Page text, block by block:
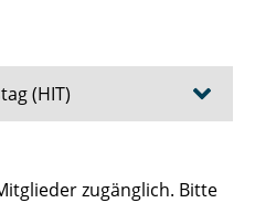
(HIT)
zugänglich. Bitte